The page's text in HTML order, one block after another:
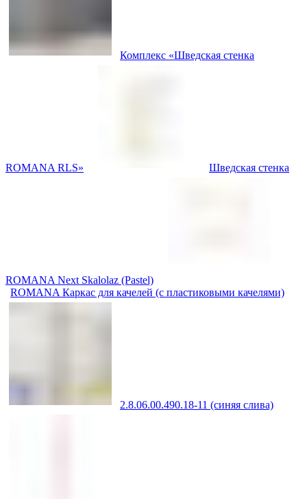
Комплекс «Шведская стенка
ROMANA RLS» Шведская стенка
ROMANA Next Skalolaz (Pastel)
ROMANA Каркас для качелей (с пластиковыми качелями)
2.8.06.00.490.18-11 (синяя слива)